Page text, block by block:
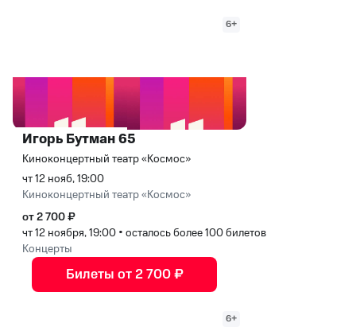
6+
Игорь Бутман 65
Киноконцертный театр «Космос»
чт 12 нояб, 19:00
Киноконцертный театр «Космос»
от 2 700 ₽
чт 12 ноября, 19:00 • осталось более 100 билетов
Концерты
Билеты от 2 700 ₽
6+